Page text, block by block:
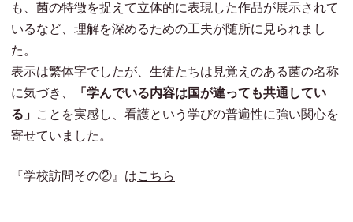
も、菌の特徴を捉えて立体的に表現した作品が展示されて
いるなど、理解を深めるための工夫が随所に見られまし
た。
表示は繁体字でしたが、生徒たちは見覚えのある菌の名称
に気づき、
「学んでいる内容は国が違っても共通してい
る」 ことを実感し、看護という学びの普遍性に強い関心を
寄せていました。
『学校訪問その②』はこちら